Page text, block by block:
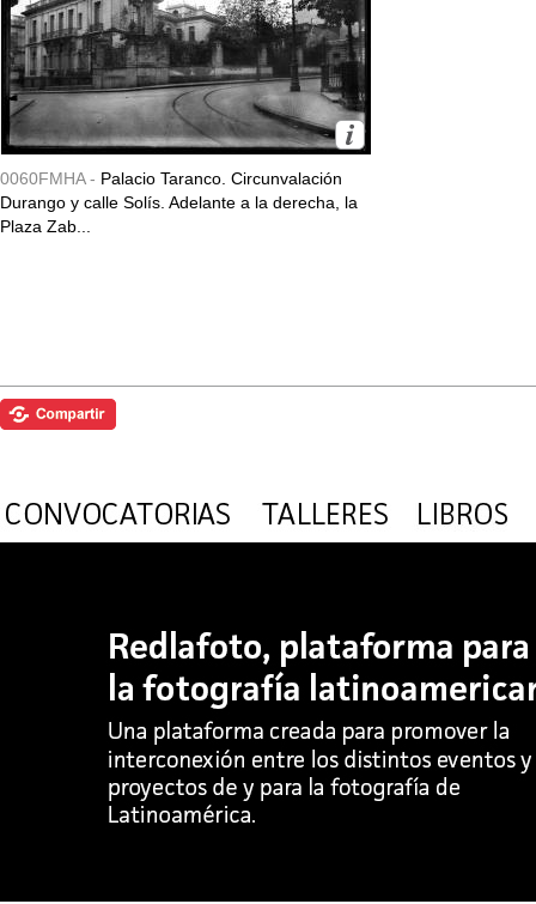
0060FMHA - Palacio Taranco. Circunvalación
Durango y calle Solís. Adelante a la derecha, la
Plaza Zab...